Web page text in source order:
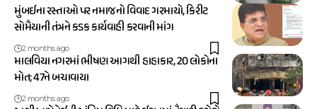
મુંબઈના રસ્તાઓ પર નમાજનો વિવાદ ગરમાયો, કિરીટ
સોમૈયાની તંત્રને કડક કાર્યવાહી કરવાની માંગ
2 months ago
માલવિયા નગરમાં ભીષણ આગથી હાહાકાર, 20 લોકોના
મોત; 47ને બચાવાયા
2 months ago